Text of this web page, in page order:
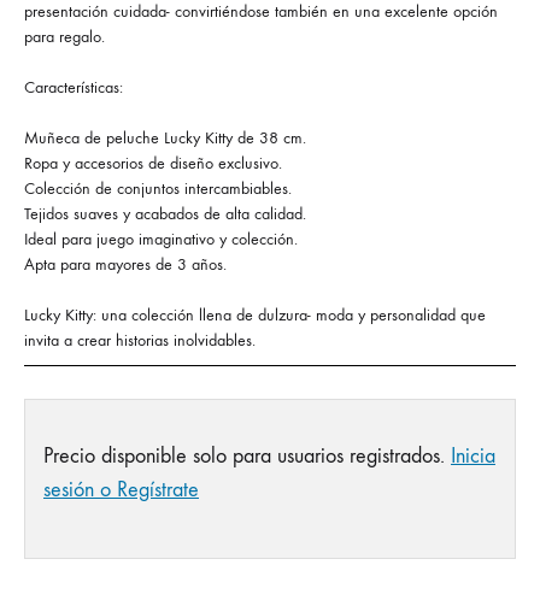
presentación cuidada- convirtiéndose también en una excelente opción
para regalo.
Características:
Muñeca de peluche Lucky Kitty de 38 cm.
Ropa y accesorios de diseño exclusivo.
Colección de conjuntos intercambiables.
Tejidos suaves y acabados de alta calidad.
Ideal para juego imaginativo y colección.
Apta para mayores de 3 años.
Lucky Kitty: una colección llena de dulzura- moda y personalidad que
invita a crear historias inolvidables.
Precio disponible solo para usuarios registrados. Inicia
sesión o Regístrate